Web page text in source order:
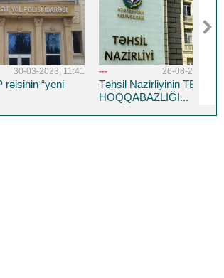
2023, 11:41
“yeni
--- 26-08-2022, 14:19
Təhsil Nazirliyinin TENDER
HOQQABAZLIĞI...